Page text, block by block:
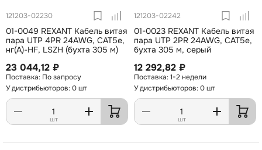
121203-02230
01-0049 REXANT Кабель витая
пара UTP 4PR 24AWG, CAT5e,
нг(А)-HF, LSZH (бухта 305 м)
23 044,12 ₽
По запросу
У дистрибьюторов: 0 шт
шт
121203-02242
01-0023 REXANT Кабель витая
пара UTP 2PR 24AWG, CAT5e,
бухта 305 м, серый
12 292,82 ₽
1-2 недели
У дистрибьюторов: 0 шт
шт